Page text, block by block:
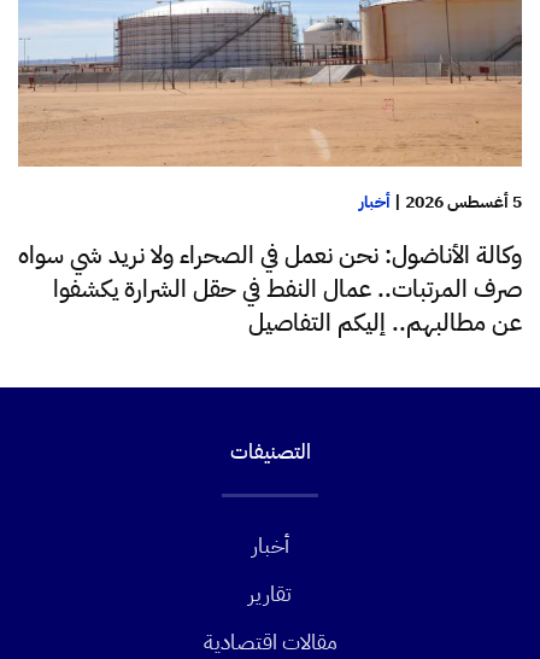
5 أغسطس 2026 | أخبار
وكالة الأناضول: نحن نعمل في الصحراء ولا نريد شي سواه
صرف المرتبات.. عمال النفط في حقل الشرارة يكشفوا
عن مطالبهم.. إليكم التفاصيل
التصنيفات
أخبار
تقارير
مقالات اقتصادية